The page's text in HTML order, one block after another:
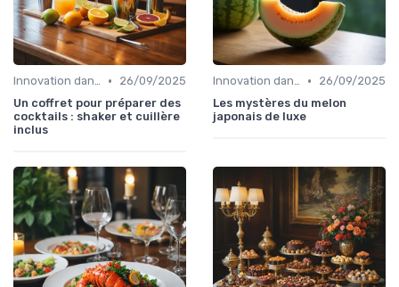
Innovation dans la food •
26/09/2025
Un coffret pour préparer des
cocktails : shaker et cuillère
inclus
Innovation dans la food •
26/09/2025
Les mystères du melon
japonais de luxe